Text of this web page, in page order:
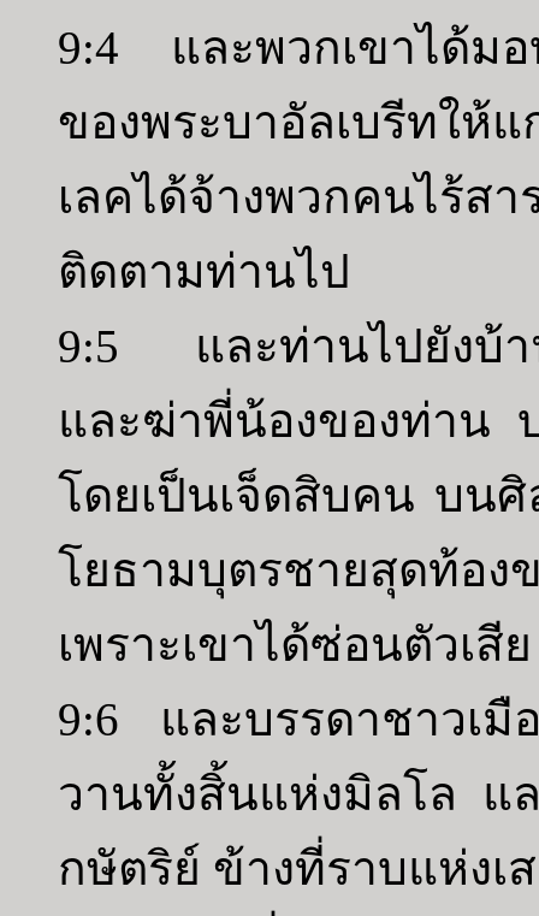
9:4 และพวกเขาได้มอ
ของพระบาอัลเบรีทใ
เลคได้จ้างพวกคนไ
ติดตามท่านไป
9:5 และท่านไปยังบ้า
และฆ่าพี่น้องของท่าน
โดยเป็นเจ็ดสิบคน บน
โยธามบุตรชายสุดท้อง
เพราะเขาได้ซ่อนตัวเสีย
9:6 และบรรดาชาวเมื
วานทั้งสิ้นแห่งมิลโล แ
กษัตริย์ ข้างที่ราบแห่งเ